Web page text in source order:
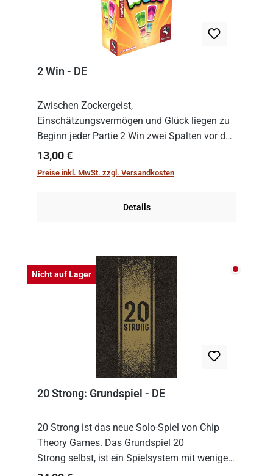
2 Win - DE
Zwischen Zockergeist,
Einschätzungsvermögen und Glück liegen zu
Beginn jeder Partie 2 Win zwei Spalten vor den
Spielenden aus, die es in die Höhe zu treiben
gilt. Doch das geht natürlich nur, solange man
Regulärer Preis:
13,00 €
Preise inkl. MwSt. zzgl. Versandkosten
Details
Nicht auf Lager Nicht
20 Strong: Grundspiel - DE
20 Strong ist das neue Solo-Spiel von Chip
Theory Games. Das Grundspiel 20
Strong selbst, ist ein Spielsystem mit wenigen,
einfachen Regeln. Um es zu spielen, muss es